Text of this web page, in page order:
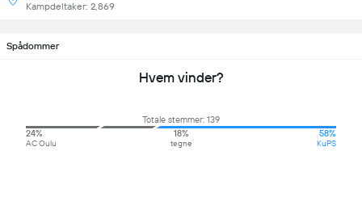
Kampdeltaker: 2,869
Spådommer
Hvem vinder?
Totale stemmer: 139
24%
AC Oulu
18%
tegne
58%
KuPS